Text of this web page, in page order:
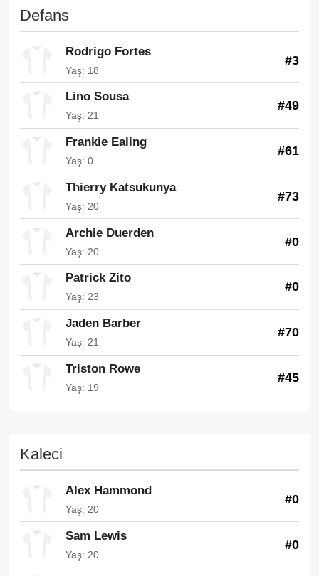
Defans
Rodrigo Fortes
Yaş: 18
#3
Lino Sousa
Yaş: 21
#49
Frankie Ealing
Yaş: 0
#61
Thierry Katsukunya
Yaş: 20
#73
Archie Duerden
Yaş: 20
#0
Patrick Zito
Yaş: 23
#0
Jaden Barber
Yaş: 21
#70
Triston Rowe
Yaş: 19
#45
Kaleci
Alex Hammond
Yaş: 20
#0
Sam Lewis
Yaş: 20
#0